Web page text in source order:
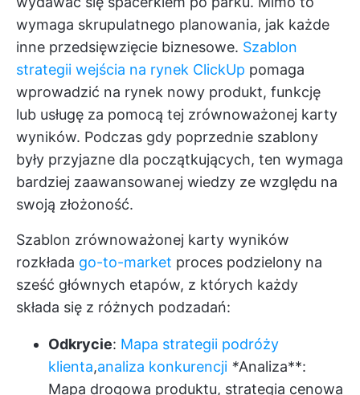
wymaga skrupulatnego planowania, jak każde
inne przedsięwzięcie biznesowe. Szablon
strategii wejścia na rynek ClickUp pomaga
wprowadzić na rynek nowy produkt, funkcję
lub usługę za pomocą tej zrównoważonej karty
wyników. Podczas gdy poprzednie szablony
były przyjazne dla początkujących, ten wymaga
bardziej zaawansowanej wiedzy ze względu na
swoją złożoność.
Szablon zrównoważonej karty wyników
rozkłada go-to-market proces podzielony na
sześć głównych etapów, z których każdy
składa się z różnych podzadań:
Odkrycie: Mapa strategii podróży
klienta,analiza konkurencji *Analiza**:
Mapa drogowa produktu, strategia cenowa